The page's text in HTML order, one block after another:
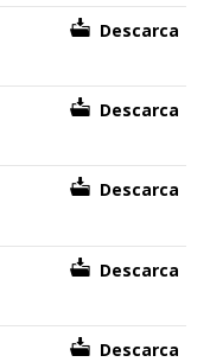
Descarca
Descarca
Descarca
Descarca
Descarca